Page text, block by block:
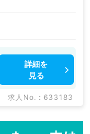
詳細を
見る
求人No. : 633183